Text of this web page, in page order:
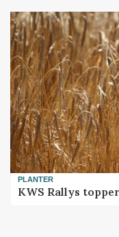
PLANTER
KWS Rallys